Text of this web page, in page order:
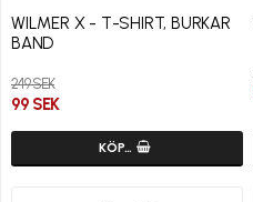
WILMER X - T-SHIRT, BURKAR
BAND
249 SEK
99 SEK
KÖP…